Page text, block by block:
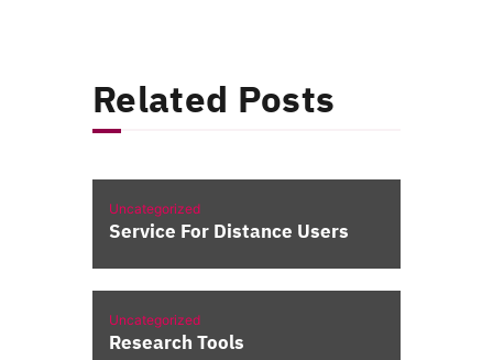
Related Posts
Uncategorized
Service For Distance Users
Uncategorized
Research Tools